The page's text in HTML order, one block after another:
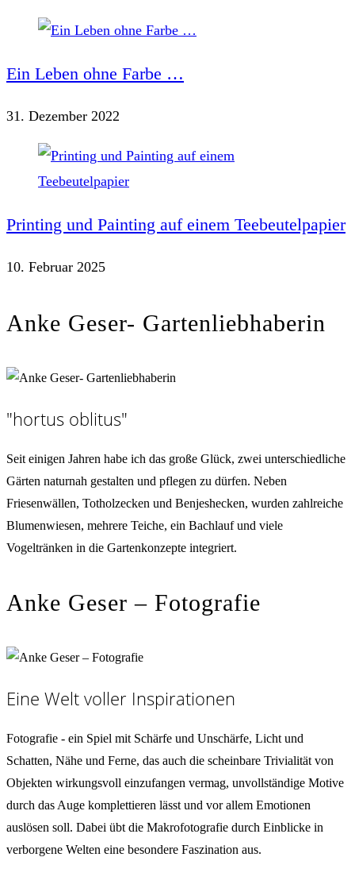
Ein Leben ohne Farbe …
31. Dezember 2022
Printing und Painting auf einem Teebeutelpapier
10. Februar 2025
Anke Geser- Gartenliebhaberin
"hortus oblitus"
Seit einigen Jahren habe ich das große Glück, zwei unterschiedliche
Gärten naturnah gestalten und pflegen zu dürfen. Neben
Friesenwällen, Totholzecken und Benjeshecken, wurden zahlreiche
Blumenwiesen, mehrere Teiche, ein Bachlauf und viele
Vogeltränken in die Gartenkonzepte integriert.
Anke Geser – Fotografie
Eine Welt voller Inspirationen
Fotografie - ein Spiel mit Schärfe und Unschärfe, Licht und
Schatten, Nähe und Ferne, das auch die scheinbare Trivialität von
Objekten wirkungsvoll einzufangen vermag, unvollständige Motive
durch das Auge komplettieren lässt und vor allem Emotionen
auslösen soll. Dabei übt die Makrofotografie durch Einblicke in
verborgene Welten eine besondere Faszination aus.